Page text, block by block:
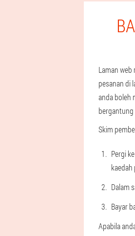
Laman
pesanan di
anda boleh
bergantung
Skim
Pergi
Dalam
Bayar
Apabila